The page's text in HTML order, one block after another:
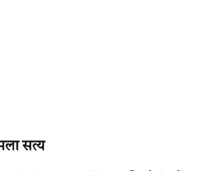
सत्य